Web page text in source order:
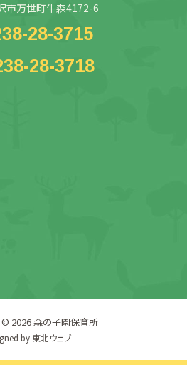
市万世町牛森4172-6
28-3715
28-3718
2026森の子園保育所
by 東北ウェブ